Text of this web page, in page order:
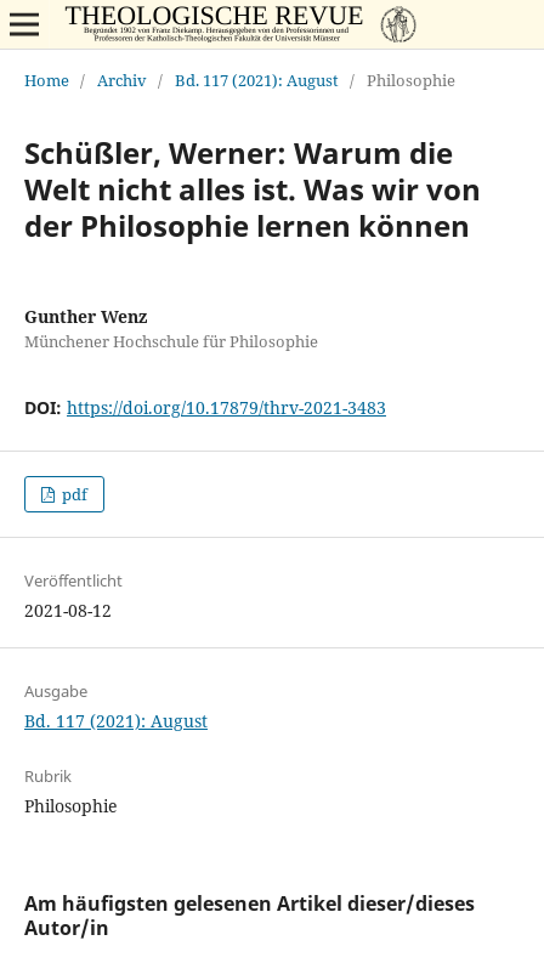
Home / Archiv / Bd. 117 (2021): August / Philosophie
Schüßler, Werner: Warum die
Welt nicht alles ist. Was wir von
der Philosophie lernen können
Gunther Wenz
Münchener Hochschule für Philosophie
DOI: https://doi.org/10.17879/thrv-2021-3483
pdf
Veröffentlicht
2021-08-12
Ausgabe
Bd. 117 (2021): August
Rubrik
Philosophie
Am häufigsten gelesenen Artikel dieser/dieses
Autor/in